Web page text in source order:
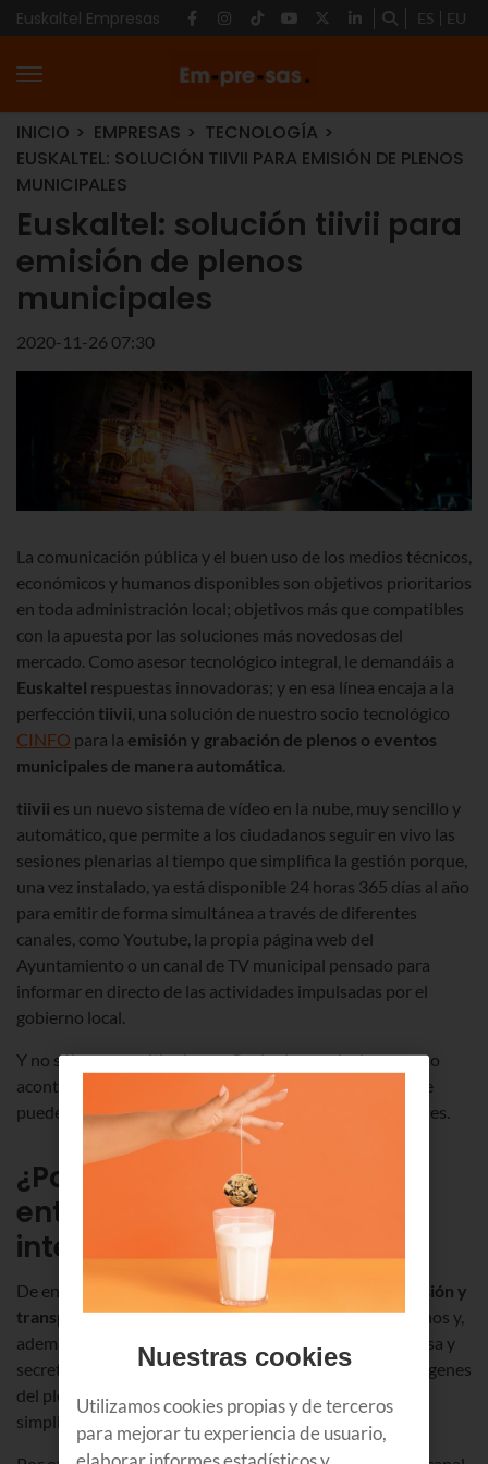
Euskaltel Empresas ES EU
INICIO EMPRESAS
TECNOLOGÍA
EUSKALTEL: SOLUCIÓN TIIVII PARA EMISIÓN DE PLENOS
MUNICIPALES
Euskaltel: solución tiivii para
emisión de plenos
municipales
2020-11-26 07:30
La comunicación pública y el buen uso de los medios técnicos,
económicos y humanos disponibles son objetivos prioritarios
en toda administración local; objetivos más que compatibles
con la apuesta por las soluciones más novedosas del
mercado. Como asesor tecnológico integral, le demandáis a
Euskaltel respuestas innovadoras; y en esa línea encaja a la
perfección tiivii, una solución de nuestro socio tecnológico
CINFO para la emisión y grabación de plenos o eventos
municipales de manera automática.
tiivii es un nuevo sistema de vídeo en la nube, muy sencillo y
automático, que permite a los ciudadanos seguir en vivo las
sesiones plenarias al tiempo que simplifica la gestión porque,
una vez instalado, ya está disponible 24 horas 365 días al año
para emitir de forma simultánea a través de diferentes
canales, como Youtube, la propia página web del
Ayuntamiento o un canal de TV municipal pensado para
informar en directo de las actividades impulsadas por el
gobierno local.
Y no sólo para emitir plenos. Cualquier rueda de prensa o
acontecimiento que se produzca en el salón de plenos se
puede emitir sin necesidad de complicadas planificaciones.
¿Por qué interesa a las
entidades locales el vídeo
inteligente?
De entrada,
dota a las administraciones de mayor difusión y
transparenciade sus actuaciones de cara a los ciudadanos y,
además,
simplifica el trabajo
del departamento de prensa y
secretaría, donde disponen de forma automática de imágenes
del pleno para compartir con medios de comunicación o
simplificar las redacciones de las actas.
Nuestras cookies
Utilizamos cookies propias y de terceros
para mejorar tu experiencia de usuario,